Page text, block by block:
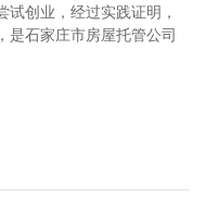
创业，经过实践证明，
是石家庄市房屋托管公司